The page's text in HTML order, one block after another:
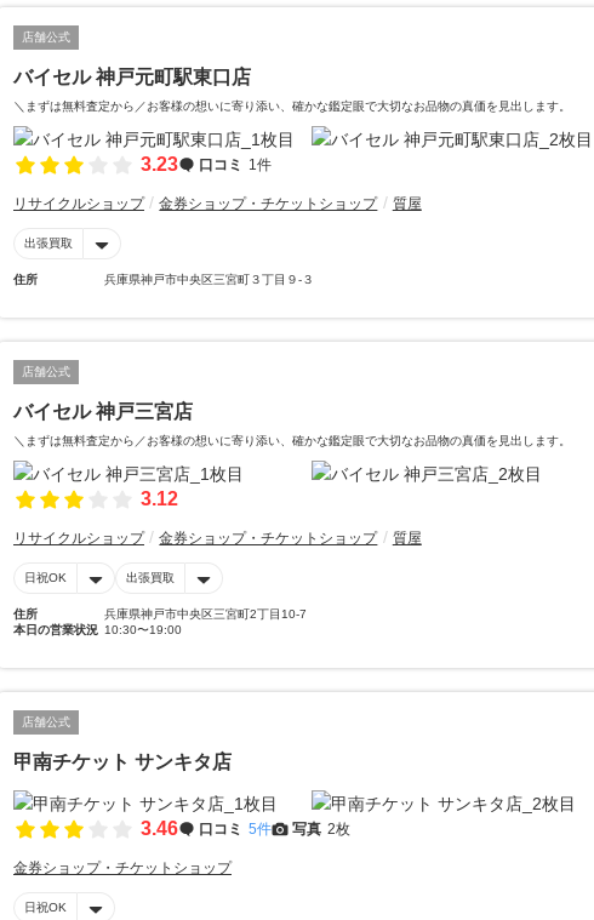
店舗公式
バイセル 神戸元町駅東口店
＼まずは無料査定から／お客様の想いに寄り添い、確かな鑑定眼で大切なお品物の真価を見出します。
3.23 口コミ 1件
リサイクルショップ 金券ショップ・チケットショップ 質屋
出張買取
住所 兵庫県神戸市中央区三宮町３丁目９-３
店舗公式
バイセル 神戸三宮店
＼まずは無料査定から／お客様の想いに寄り添い、確かな鑑定眼で大切なお品物の真価を見出します。
3.12
リサイクルショップ 金券ショップ・チケットショップ 質屋
日祝OK 出張買取
住所
兵庫県神戸市中央区三宮町2丁目10-7
本日の営業状況 10:30〜19:00
店舗公式
甲南チケット サンキタ店
3.46 口コミ 5件 写真 2枚
金券ショップ・チケットショップ
日祝OK